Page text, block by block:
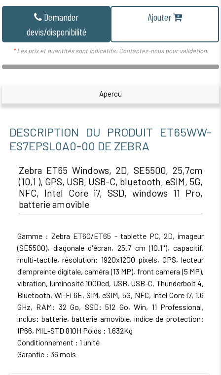
Demander
devis/disponibilité
Ajouter
*Les prix et quantités sont indicatifs. Contactez-nous pour validation.
Apercu
DESCRIPTION DU PRODUIT ET65WW-
ES7EPSL0A0-00 DE ZEBRA
Zebra ET65 Windows, 2D, SE5500, 25,7cm
(10,1 ), GPS, USB, USB-C, bluetooth, eSIM, 5G,
NFC, Intel Core i7, SSD, windows 11 Pro,
batterie amovible
Gamme : Zebra ET60/ET65 - tablette PC, 2D, imageur
(SE5500), diagonale d'écran, 25.7 cm (10.1''), capacitif,
multi-tactile, résolution: 1920x1200 pixels, GPS, lecteur
d'empreinte digitale, caméra (13 MP), front camera (5 MP),
vibration, luminosité 1000cd, USB, USB-C, Thunderbolt 4,
Bluetooth, Wi-Fi 6E, SIM, eSIM, 5G, NFC, Intel Core i7, 1.6
GHz, RAM: 32 Go, SSD: 512 Go, Win, 11 Professional,
inclus: batterie, batterie amovible, indice de protection:
IP66, MIL-STD 810H Poids : 1.632Kg
Conditionnement : 1 unité
Garantie : 36 mois